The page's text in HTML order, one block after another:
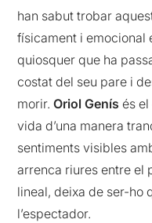
han sabut trobar
físicament i emocional
quiosquer que ha
costat del seu pare i
morir.Oriol Genís és
vida d’una manera
sentiments visibles
arrenca riures entre el
lineal, deixa de ser-ho
l’espectador.